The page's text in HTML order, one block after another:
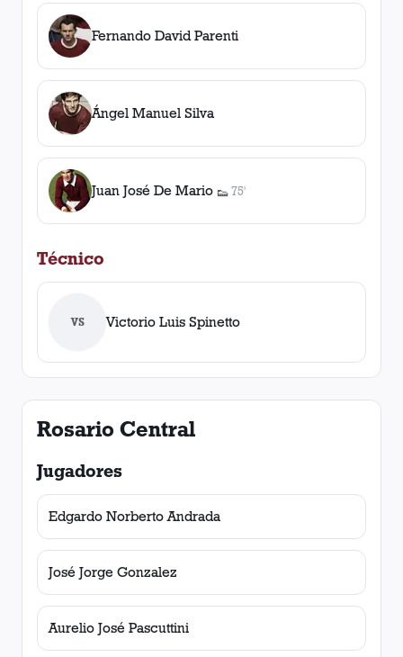
Fernando David Parenti
Ángel Manuel Silva
Juan José De Mario 👟
1asistencia
75'
Técnico
VS Victorio Luis Spinetto
Rosario Central
Jugadores
Edgardo Norberto Andrada
José Jorge Gonzalez
Aurelio José Pascuttini